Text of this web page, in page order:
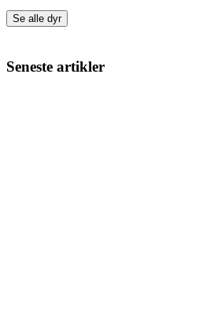
Se alle dyr
Seneste artikler